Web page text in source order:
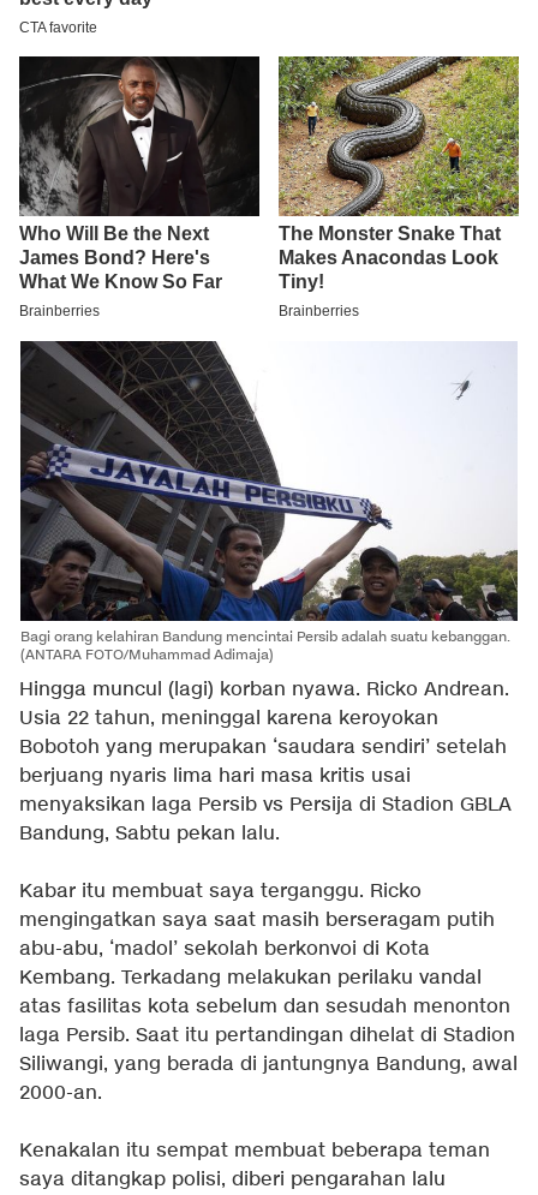
Bagi orang kelahiran Bandung mencintai Persib adalah suatu kebanggan.
(ANTARA FOTO/Muhammad Adimaja)
Hingga muncul (lagi) korban nyawa. Ricko Andrean.
Usia 22 tahun, meninggal karena keroyokan
Bobotoh yang merupakan ‘saudara sendiri’ setelah
berjuang nyaris lima hari masa kritis usai
menyaksikan laga Persib vs Persija di Stadion GBLA
Bandung, Sabtu pekan lalu.
Kabar itu membuat saya terganggu. Ricko
mengingatkan saya saat masih berseragam putih
abu-abu, ‘madol’ sekolah berkonvoi di Kota
Kembang. Terkadang melakukan perilaku vandal
atas fasilitas kota sebelum dan sesudah menonton
laga Persib. Saat itu pertandingan dihelat di Stadion
Siliwangi, yang berada di jantungnya Bandung, awal
2000-an.
Kenakalan itu sempat membuat beberapa teman
saya ditangkap polisi, diberi pengarahan lalu